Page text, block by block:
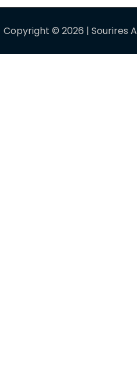
Copyright © 2026 | Sourires